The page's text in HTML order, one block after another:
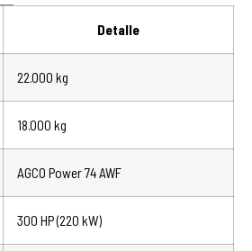
Detalle
22.000 kg
18.000 kg
AGCO Power 74 AWF
300 HP (220 kW)